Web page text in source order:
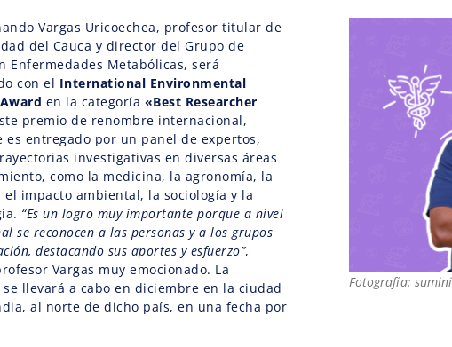
Vargas Uricoechea, profesor titular de
del Cauca y director del Grupo de
Enfermedades Metabólicas, será
con el International Environmental
en la categoría «Best Researcher
premio de renombre internacional,
es entregado por un panel de expertos,
investigativas en diversas áreas
como la medicina, la agronomía, la
el impacto ambiental, la sociología y la
“Es un logro muy importante porque a nivel
se reconocen a las personas y a los grupos
destacando sus aportes y esfuerzo”,
Vargas muy emocionado. La
llevará a cabo en diciembre en la ciudad
al norte de dicho país, en una fecha por
Fotografía: